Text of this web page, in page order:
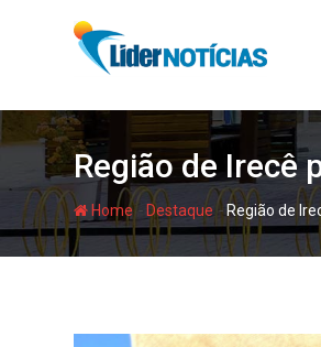
Região de Irecê
Home - Destaque -Região de